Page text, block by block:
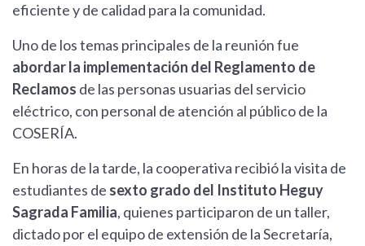
eficiente y de calidad para la comunidad.
Uno de los temas principales de la reunión fue
abordar la implementación del Reglamento de
Reclamos de las personas usuarias del servicio
eléctrico, con personal de atención al público de la
COSERÍA.
En horas de la tarde, la cooperativa recibió la visita de
estudiantes de sexto grado del Instituto Heguy
Sagrada Familia, quienes participaron de un taller,
dictado por el equipo de extensión de la Secretaría,